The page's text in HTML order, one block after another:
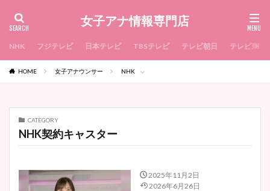
女子アナ情報専門店
NHK フジテレビ 日本テレビ TBSテレビ テレビ朝日 テレビ東京
HOME 女子アナウンサー NHK
CATEGORY
NHK契約キャスター
2025年11月2日
2026年6月26日